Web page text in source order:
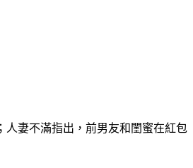
人妻不滿指出，前男友和閨蜜在紅包